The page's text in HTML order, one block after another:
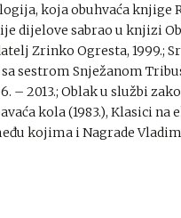
koja obuhvaća knjige
dijelove sabrao u knjizi
Zrinko Ogresta, 1999.;
sestrom Snježanom
2013.; Oblak u službi
kola (1983.), Klasici na
kojima i Nagrade